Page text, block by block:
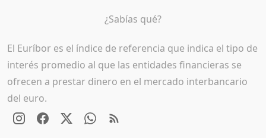
¿Sabías qué?
El Euríbor es el índice de referencia que indica el tipo de
interés promedio al que las entidades financieras se
ofrecen a prestar dinero en el mercado interbancario
del euro.